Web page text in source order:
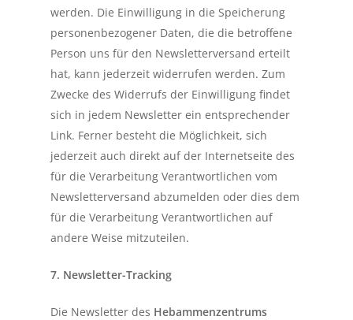
werden. Die Einwilligung in die Speicherung
personenbezogener Daten, die die betroffene
Person uns für den Newsletterversand erteilt
hat, kann jederzeit widerrufen werden. Zum
Zwecke des Widerrufs der Einwilligung findet
sich in jedem Newsletter ein entsprechender
Link. Ferner besteht die Möglichkeit, sich
jederzeit auch direkt auf der Internetseite des
für die Verarbeitung Verantwortlichen vom
Newsletterversand abzumelden oder dies dem
für die Verarbeitung Verantwortlichen auf
andere Weise mitzuteilen.
7. Newsletter-Tracking
Die Newsletter des Hebammenzentrums